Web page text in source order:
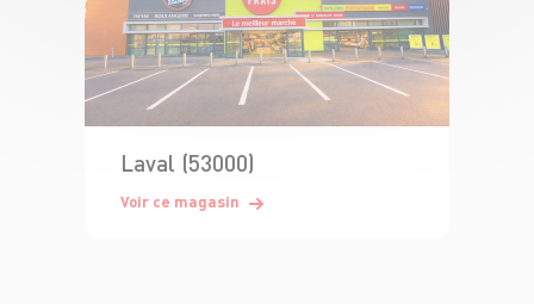
Laval (53000)
Voir ce magasin